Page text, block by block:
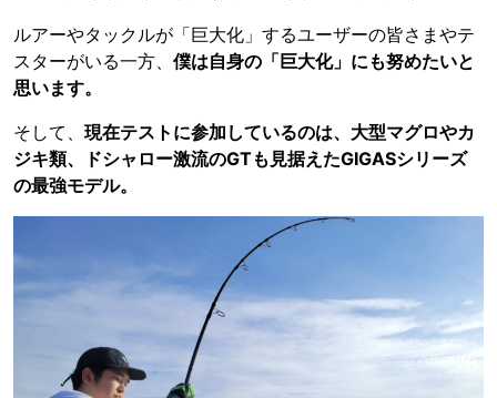
ルアーやタックルが「巨大化」するユーザーの皆さまやテ
スターがいる一方、 僕は自身の「巨大化」にも努めたいと
思います。
そして、 現在テストに参加しているのは、大型マグロやカ
ジキ類、ドシャロー激流のGTも見据えたGIGASシリーズ
の最強モデル。